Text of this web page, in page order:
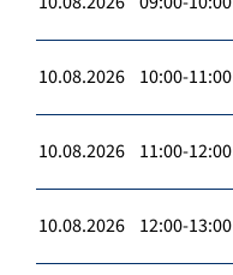
10.08.2026 10:00-11:00
10.08.2026 11:00-12:00
10.08.2026 12:00-13:00